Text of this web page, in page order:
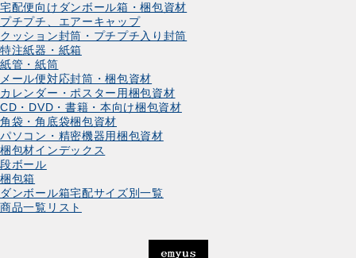
宅配便向けダンボール箱・梱包資材
プチプチ、エアーキャップ
クッション封筒・プチプチ入り封筒
特注紙器・紙箱
紙管・紙筒
メール便対応封筒・梱包資材
カレンダー・ポスター用梱包資材
CD・DVD・書籍・本向け梱包資材
角袋・角底袋梱包資材
パソコン・精密機器用梱包資材
梱包材インデックス
段ボール
梱包箱
ダンボール箱宅配サイズ別一覧
商品一覧リスト